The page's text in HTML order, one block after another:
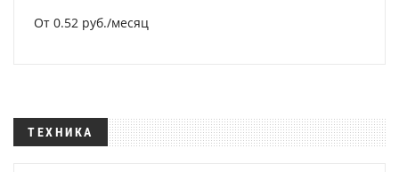
От 0.52 руб./месяц
ТЕХНИКА